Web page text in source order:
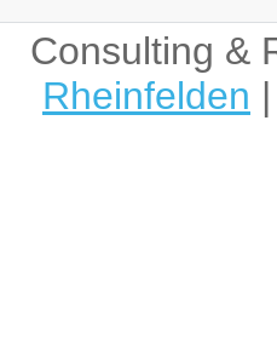
Consulting &
Rheinfelden